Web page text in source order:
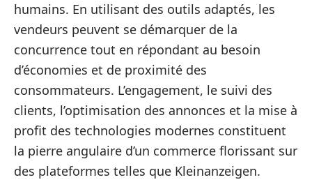
humains. En utilisant des outils adaptés, les
vendeurs peuvent se démarquer de la
concurrence tout en répondant au besoin
d’économies et de proximité des
consommateurs. L’engagement, le suivi des
clients, l’optimisation des annonces et la mise à
profit des technologies modernes constituent
la pierre angulaire d’un commerce florissant sur
des plateformes telles que Kleinanzeigen.